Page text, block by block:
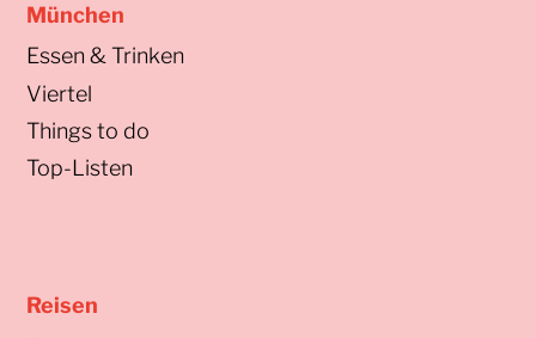
München
Essen & Trinken
Viertel
Things to do
Top-Listen
Reisen